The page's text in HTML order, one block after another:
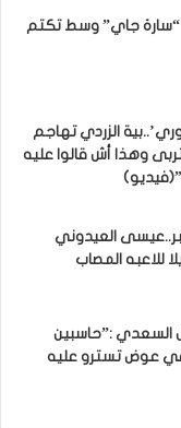
“سارة جاي” وسط تكتم
الزردي تهاجم
وهذا أش قالوا عليه
العيدوني
للاعبه المصاب
السعدي :”حاسبين
عوض تسترو عليه